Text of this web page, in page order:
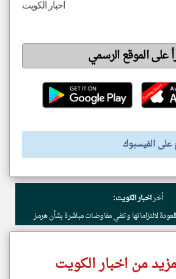
اخبار الكويت
على الموقع الرسمي
الفيسبوك
أخراخبار الكويت:
لالتزاماتها وتنفي مفاوضات مباشرة بشأن هرمز
من اخبار الكويت